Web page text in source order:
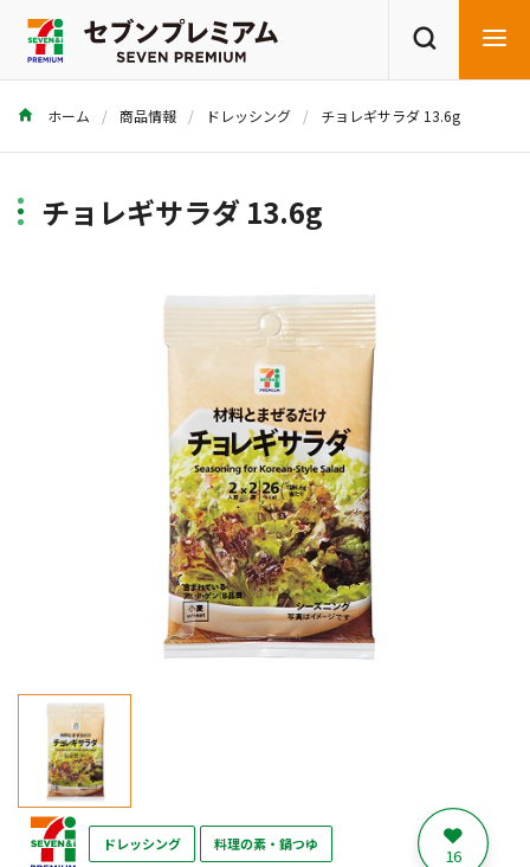
商品を探す
ホーム 商品情報 ドレッシング チョレギサラダ 13.6g
チョレギサラダ 13.6g
ドレッシング 料理の素・鍋つゆ 16